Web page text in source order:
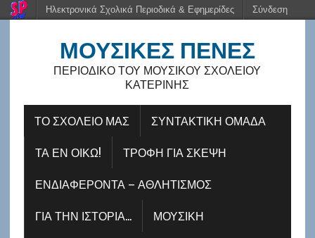
ΜΟΥΣΙΚΈΣ ΠΈΝΕΣ
ΠΕΡΙΟΔΙΚΌ ΤΟΥ ΜΟΥΣΙΚΟΎ ΣΧΟΛΕΊΟΥ
ΚΑΤΕΡΊΝΗΣ
ΤΟ ΣΧΟΛΕΙΟ ΜΑΣ
ΣΥΝΤΑΚΤΙΚΗ ΟΜΑΔΑ
ΤΑ ΕΝ ΟΊΚΩ!
ΤΡΟΦΉ ΓΙΑ ΣΚΈΨΗ
ΕΝΔΙΑΦΈΡΟΝΤΑ – ΑΘΛΗΤΙΣΜΌΣ
ΓΙΑ ΤΗΝ ΙΣΤΟΡΊΑ…
ΜΟΥΣΙΚΉ
Ηλεκτρονικά Σχολικά Περιοδικά & Εφημερίδες Σύνδεση